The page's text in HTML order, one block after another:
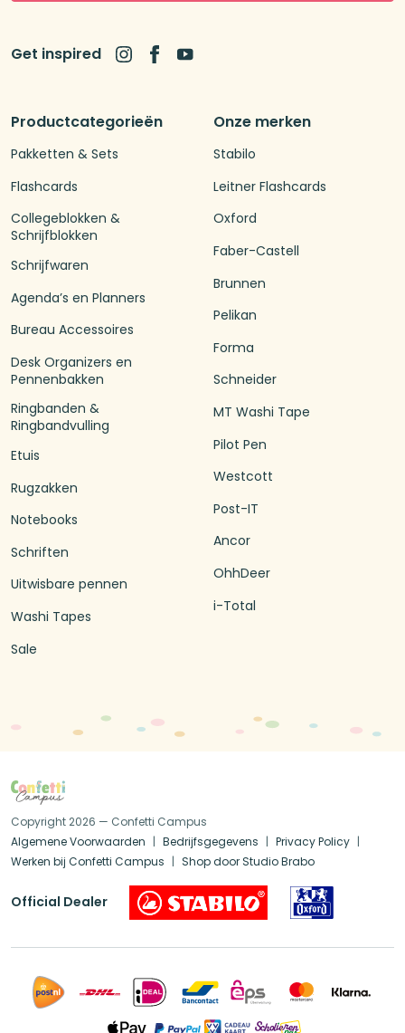
Productcategorieën
Pakketten & Sets
Flashcards
Collegeblokken &
Schrijfblokken
Schrijfwaren
Agenda’s en Planners
Bureau Accessoires
Desk Organizers en
Pennenbakken
Ringbanden &
Ringbandvulling
Etuis
Rugzakken
Notebooks
Schriften
Uitwisbare pennen
Washi Tapes
Sale
Onze merken
Stabilo
Leitner Flashcards
Oxford
Faber-Castell
Brunnen
Pelikan
Forma
Schneider
MT Washi Tape
Pilot Pen
Westcott
Post-IT
Ancor
OhhDeer
i-Total
Get inspired
Copyright 2026 — Confetti Campus
Algemene Voorwaarden
Bedrijfsgegevens
Privacy Policy
Werken bij Confetti Campus
Shop door Studio Brabo
Official Dealer